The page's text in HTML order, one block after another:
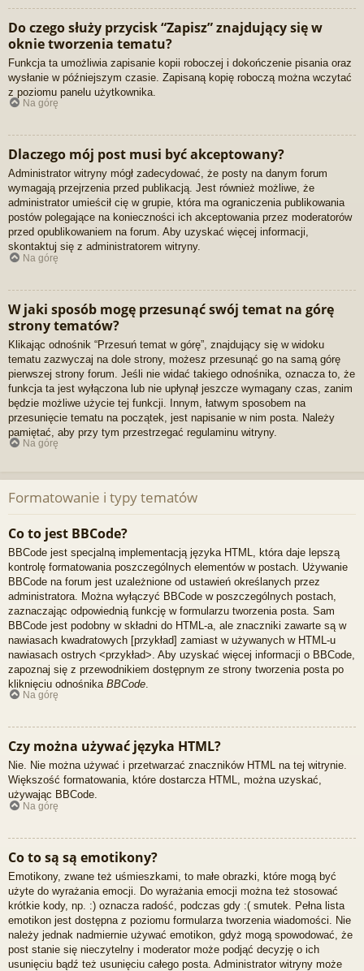
Do czego służy przycisk “Zapisz” znajdujący się w
oknie tworzenia tematu?
Funkcja ta umożliwia zapisanie kopii roboczej i dokończenie pisania oraz
wysłanie w późniejszym czasie. Zapisaną kopię roboczą można wczytać
z poziomu panelu użytkownika.
Na górę
Dlaczego mój post musi być akceptowany?
Administrator witryny mógł zadecydować, że posty na danym forum
wymagają przejrzenia przed publikacją. Jest również możliwe, że
administrator umieścił cię w grupie, która ma ograniczenia publikowania
postów polegające na konieczności ich akceptowania przez moderatorów
przed opublikowaniem na forum. Aby uzyskać więcej informacji,
skontaktuj się z administratorem witryny.
Na górę
W jaki sposób mogę przesunąć swój temat na górę
strony tematów?
Klikając odnośnik “Przesuń temat w górę”, znajdujący się w widoku
tematu zazwyczaj na dole strony, możesz przesunąć go na samą górę
pierwszej strony forum. Jeśli nie widać takiego odnośnika, oznacza to, że
funkcja ta jest wyłączona lub nie upłynął jeszcze wymagany czas, zanim
będzie możliwe użycie tej funkcji. Innym, łatwym sposobem na
przesunięcie tematu na początek, jest napisanie w nim posta. Należy
pamiętać, aby przy tym przestrzegać regulaminu witryny.
Na górę
Formatowanie i typy tematów
Co to jest BBCode?
BBCode jest specjalną implementacją języka HTML, która daje lepszą
kontrolę formatowania poszczególnych elementów w postach. Używanie
BBCode na forum jest uzależnione od ustawień określanych przez
administratora. Można wyłączyć BBCode w poszczególnych postach,
zaznaczając odpowiednią funkcję w formularzu tworzenia posta. Sam
BBCode jest podobny w składni do HTML-a, ale znaczniki zawarte są w
nawiasach kwadratowych [przykład] zamiast w używanych w HTML-u
nawiasach ostrych <przykład>. Aby uzyskać więcej informacji o BBCode,
zapoznaj się z przewodnikiem dostępnym ze strony tworzenia posta po
kliknięciu odnośnika BBCode
Na górę
Czy można używać języka HTML?
Nie. Nie można używać i przetwarzać znaczników HTML na tej witrynie.
Większość formatowania, które dostarcza HTML, można uzyskać,
używając BBCode.
Na górę
Co to są są emotikony?
Emotikony, zwane też uśmieszkami, to małe obrazki, które mogą być
użyte do wyrażania emocji. Do wyrażania emocji można też stosować
krótkie kody, np. :) oznacza radość, podczas gdy :( smutek. Pełna lista
emotikon jest dostępna z poziomu formularza tworzenia wiadomości. Nie
należy jednak nadmiernie używać emotikon, gdyż mogą spowodować, że
post stanie się nieczytelny i moderator może podjąć decyzję o ich
usunięciu bądź też usunięciu całego posta. Administrator witryny może